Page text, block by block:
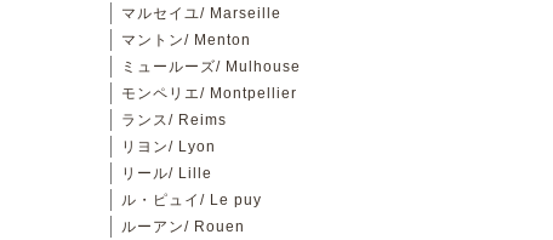
マルセイユ/ Marseille
マントン/ Menton
ミュールーズ/ Mulhouse
モンペリエ/ Montpellier
ランス/ Reims
リヨン/ Lyon
リール/ Lille
ル・ピュイ/ Le puy
ルーアン/ Rouen